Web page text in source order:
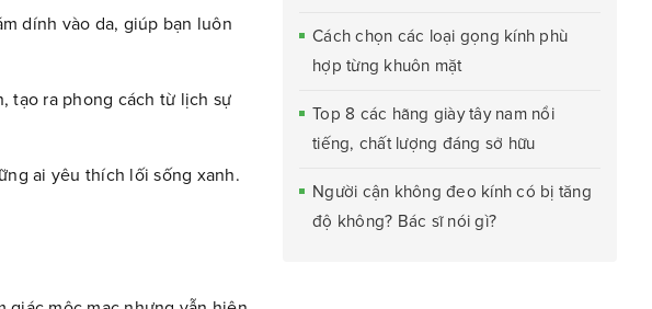
dính vào da, giúp bạn luôn
tạo ra phong cách từ lịch sự
ai yêu thích lối sống xanh.
Cách chọn các loại gọng kính phù
hợp từng khuôn mặt
Top 8 các hãng giày tây nam nổi
tiếng, chất lượng đáng sở hữu
Người cận không đeo kính có bị tăng
độ không? Bác sĩ nói gì?